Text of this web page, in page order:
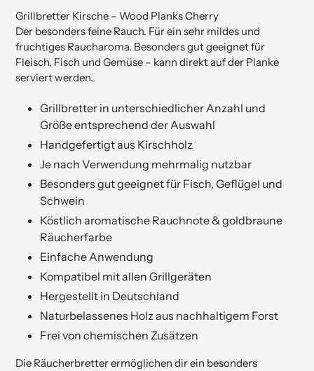
von
Produkten
in
Ihrem
Warenkorb
hinzufügen
Grillbretter Kirsche – Wood Planks Cherry
Der besonders feine Rauch. Für ein sehr mildes und
fruchtiges Raucharoma. Besonders gut geeignet für
Fleisch, Fisch und Gemüse – kann direkt auf der Planke
serviert werden.
Grillbretter in unterschiedlicher Anzahl und
Größe entsprechend der Auswahl
Handgefertigt aus Kirschholz
Je nach Verwendung mehrmalig nutzbar
Besonders gut geeignet für Fisch, Geflügel und
Schwein
Köstlich aromatische Rauchnote & goldbraune
Räucherfarbe
Einfache Anwendung
Kompatibel mit allen Grillgeräten
Hergestellt in Deutschland
Naturbelassenes Holz aus nachhaltigem Forst
Frei von chemischen Zusätzen
Die Räucherbretter ermöglichen dir ein besonders